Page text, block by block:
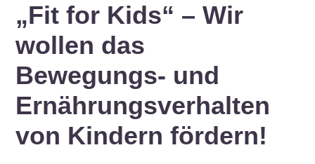
„Fit for Kids“ – Wir
wollen das
Bewegungs- und
Ernährungsverhalten
von Kindern fördern!